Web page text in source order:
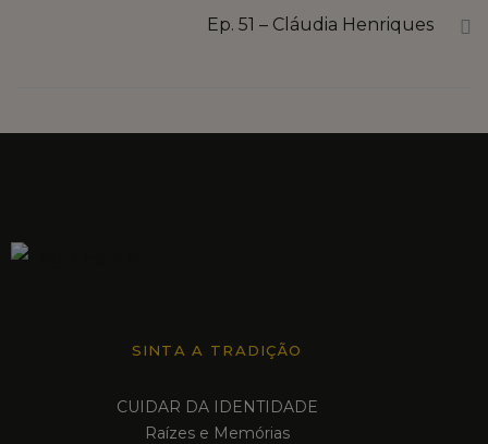
Ep. 51 – Cláudia Henriques
SINTA A TRADIÇÃO
CUIDAR DA IDENTIDADE
Raízes e Memórias